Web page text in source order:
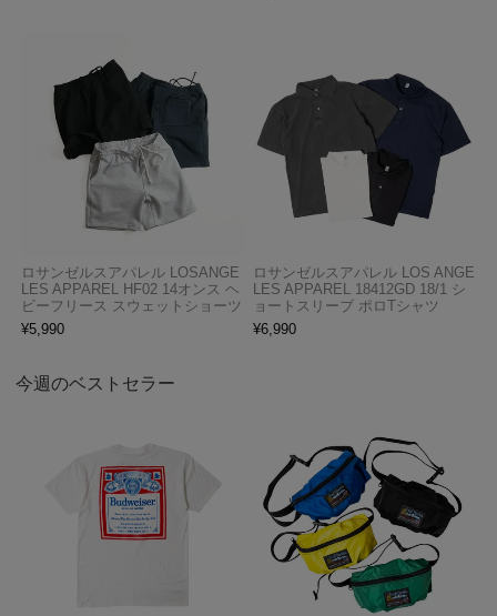
ロサンゼルスアパレル LOSANGE
LES APPAREL HF02 14オンス ヘ
ビーフリース スウェットショーツ
¥5,990
ロサンゼルスアパレル LOS ANGE
LES APPAREL 18412GD 18/1 シ
ョートスリーブ ポロTシャツ
¥6,990
今週のベストセラー